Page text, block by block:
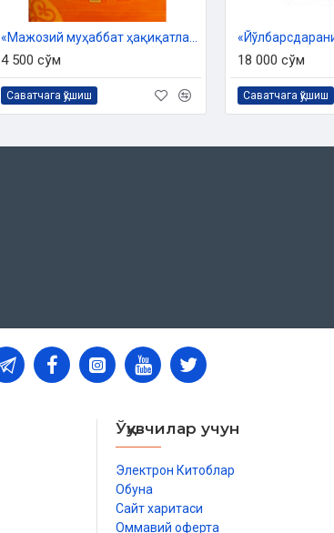
4 500 сўм
Саватчага қўшиш
18 000 сўм
Саватчага қўшиш
Ўқувчилар учун
Электрон Китоблар
Обуна
Сайт харитаси
Оммавий оферта